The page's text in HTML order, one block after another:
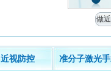
做
近视防控 准分子激光